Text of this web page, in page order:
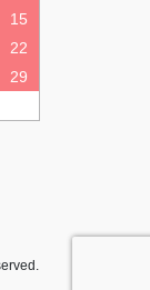
15
22
29